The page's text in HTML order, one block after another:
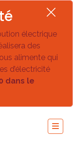
électrique
des
alimente qui
d’électricité
dans le